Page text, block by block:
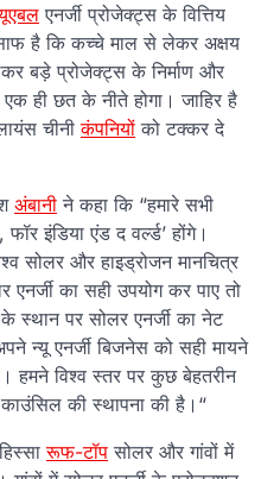
एनर्जी प्रोजेक्ट्स के वित्तिय
है कि कच्चे माल से लेकर अक्षय
बड़े प्रोजेक्ट्स के निर्माण और
ही छत के नीते होगा। जाहिर है
चीनीकंपनियों को टक्कर दे
अंबानी ने कहा कि “हमारे सभी
, फॉर इंडिया एंड द वर्ल्ड’ होंगे।
सोलर और हाइड्रोजन मानचित्र
का सही उपयोग कर पाए तो
स्थान पर सोलर एनर्जी का नेट
न्यू एनर्जी बिजनेस को सही मायने
हमने विश्व स्तर पर कुछ बेहतरीन
की स्थापना की है।“
रूफ-टॉप सोलर और गांवों में